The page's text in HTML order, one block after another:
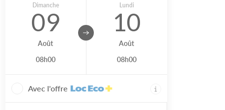
Dimanche
09
Août
08h00
Lundi
10
Août
08h00
Avec l'offre